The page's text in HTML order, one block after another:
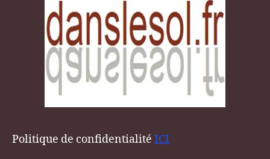
Politique de confidentialité ICI